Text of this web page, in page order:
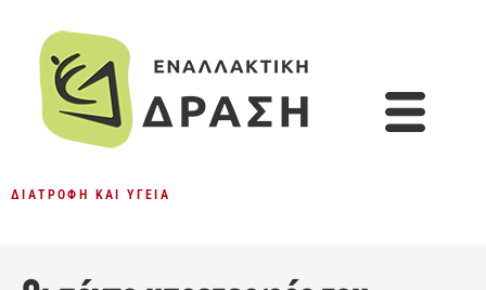
ΔΙΑΤΡΟΦΉ ΚΑΙ ΥΓΕΊΑ